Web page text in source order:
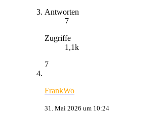
Antworten
7
Zugriffe
1,1k
7
FrankWo
31. Mai 2026 um 10:24